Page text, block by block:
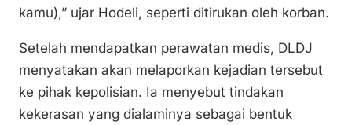
kamu),” ujar Hodeli, seperti ditirukan oleh korban.
Setelah mendapatkan perawatan medis, DLDJ
menyatakan akan melaporkan kejadian tersebut
ke pihak kepolisian. Ia menyebut tindakan
kekerasan yang dialaminya sebagai bentuk